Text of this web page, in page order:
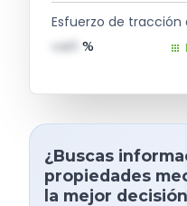
Esfuerzo de tracción
val1 %
¿Buscas
propiedades
la mejor